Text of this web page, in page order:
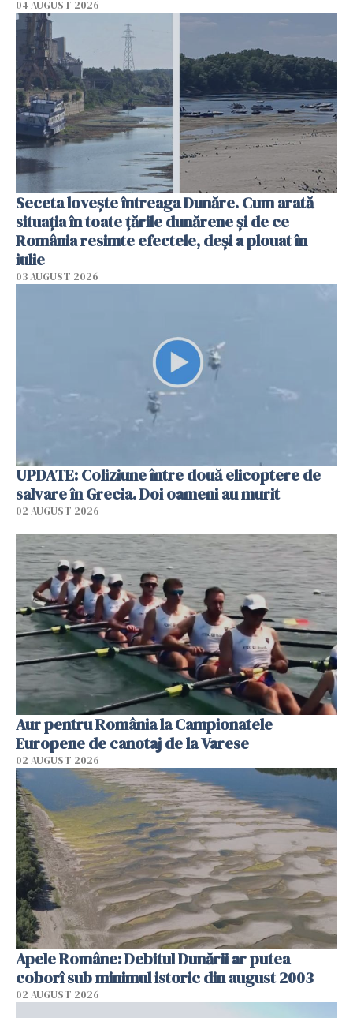
04 AUGUST 2026
Seceta lovește întreaga Dunăre. Cum arată
situația în toate țările dunărene și de ce
România resimte efectele, deși a plouat în
iulie
03 AUGUST 2026
UPDATE: Coliziune între două elicoptere de
salvare în Grecia. Doi oameni au murit
02 AUGUST 2026
Aur pentru România la Campionatele
Europene de canotaj de la Varese
02 AUGUST 2026
Apele Române: Debitul Dunării ar putea
coborî sub minimul istoric din august 2003
02 AUGUST 2026